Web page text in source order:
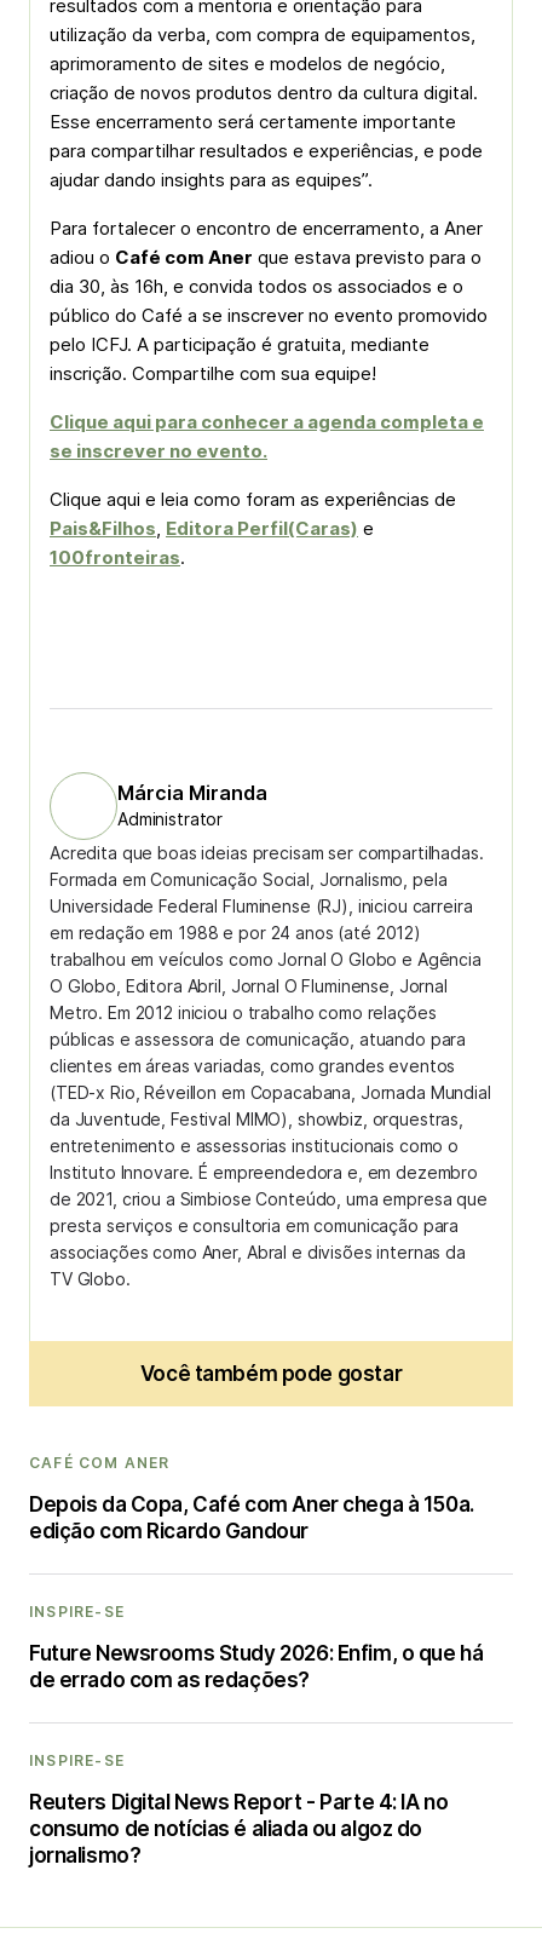
resultados com a mentoria e orientação para
utilização da verba, com compra de equipamentos,
aprimoramento de sites e modelos de negócio,
criação de novos produtos dentro da cultura digital.
Esse encerramento será certamente importante
para compartilhar resultados e experiências, e pode
ajudar dando insights para as equipes”.
Para fortalecer o encontro de encerramento, a Aner
adiou o Café com Aner que estava previsto para o
dia 30, às 16h, e convida todos os associados e o
público do Café a se inscrever no evento promovido
pelo ICFJ. A participação é gratuita, mediante
inscrição. Compartilhe com sua equipe!
Clique aqui para conhecer a agenda completa e
se inscrever no evento.
Clique aqui e leia como foram as experiências de
Pais&Filhos, Editora Perfil(Caras) e
100fronteiras.
Márcia Miranda
Administrator
Acredita que boas ideias precisam ser compartilhadas.
Formada em Comunicação Social, Jornalismo, pela
Universidade Federal Fluminense (RJ), iniciou carreira
em redação em 1988 e por 24 anos (até 2012)
trabalhou em veículos como Jornal O Globo e Agência
O Globo, Editora Abril, Jornal O Fluminense, Jornal
Metro. Em 2012 iniciou o trabalho como relações
públicas e assessora de comunicação, atuando para
clientes em áreas variadas, como grandes eventos
(TED-x Rio, Réveillon em Copacabana, Jornada Mundial
da Juventude, Festival MIMO), showbiz, orquestras,
entretenimento e assessorias institucionais como o
Instituto Innovare. É empreendedora e, em dezembro
de 2021, criou a Simbiose Conteúdo, uma empresa que
presta serviços e consultoria em comunicação para
associações como Aner, Abral e divisões internas da
TV Globo.
Você também pode gostar
CAFÉ COM ANER
Depois da Copa, Café com Aner chega à 150a.
edição com Ricardo Gandour
INSPIRE-SE
Future Newsrooms Study 2026: Enfim, o que há
de errado com as redações?
INSPIRE-SE
Reuters Digital News Report - Parte 4: IA no
consumo de notícias é aliada ou algoz do
jornalismo?